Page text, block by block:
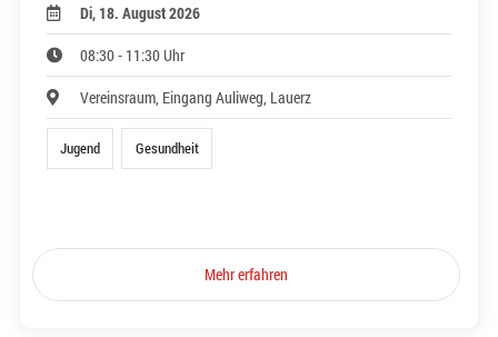
Di, 18. August 2026
08:30 - 11:30 Uhr
Vereinsraum, Eingang Auliweg, Lauerz
Jugend Gesundheit
Mehr erfahren